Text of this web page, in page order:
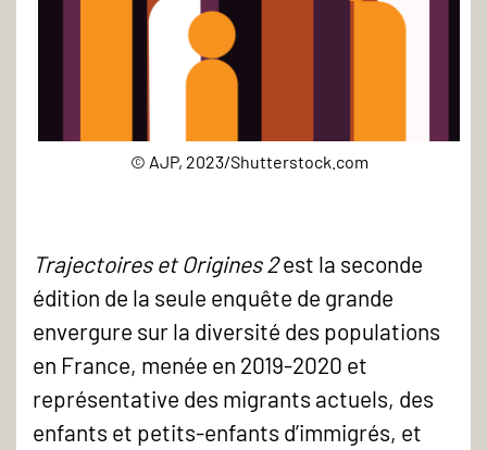
Agenda_Trajectoires
2
-
© AJP, 2023/Shutterstock.com
Trajectoires et Origines 2est la seconde
édition de la seule enquête de grande
envergure sur la diversité des populations
en France, menée en 2019-2020 et
représentative des migrants actuels, des
enfants et petits-enfants d’immigrés, et